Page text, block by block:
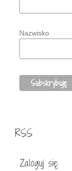
Nazwisko
RSS
Zaloguj się